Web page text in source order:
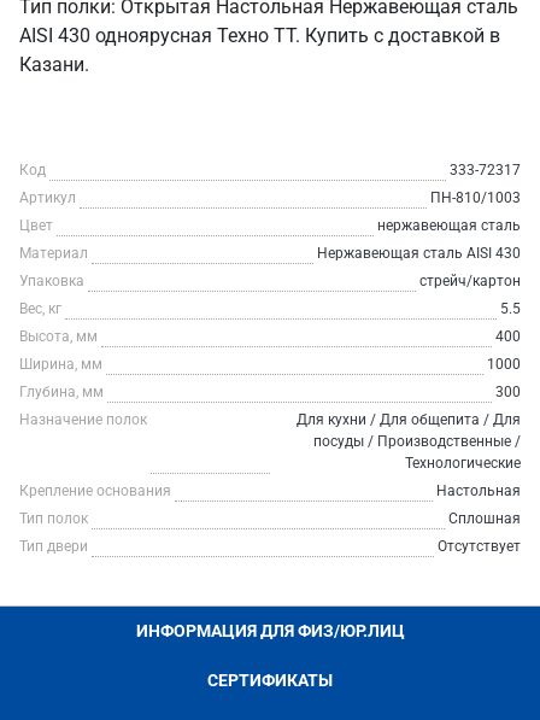
Тип полки: Открытая Настольная Нержавеющая сталь
AISI 430 одноярусная Техно ТТ. Купить с доставкой в
Казани.
Код
333-72317
Артикул
ПН-810/1003
Цвет
нержавеющая сталь
Материал
Нержавеющая сталь AISI 430
Упаковка
стрейч/картон
Вес, кг
5.5
Высота, мм
400
Ширина, мм
1000
Глубина, мм
300
Назначение полок
Для кухни / Для общепита / Для
посуды / Производственные /
Технологические
Крепление основания
Настольная
Тип полок
Сплошная
Тип двери
Отсутствует
ИНФОРМАЦИЯ ДЛЯ ФИЗ/ЮР.ЛИЦ
СЕРТИФИКАТЫ